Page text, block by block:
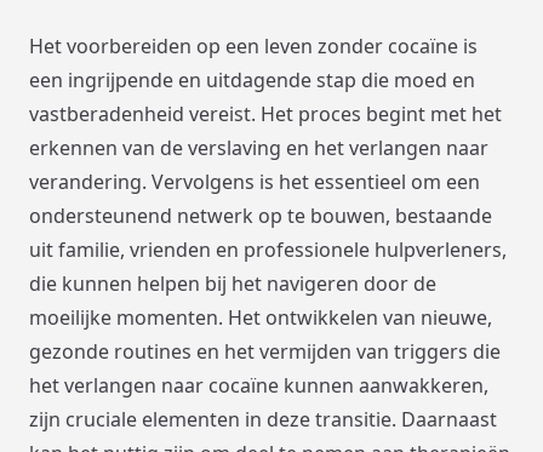
Het voorbereiden op een leven zonder cocaïne is
een ingrijpende en uitdagende stap die moed en
vastberadenheid vereist. Het proces begint met het
erkennen van de verslaving en het verlangen naar
verandering. Vervolgens is het essentieel om een
ondersteunend netwerk op te bouwen, bestaande
uit familie, vrienden en professionele hulpverleners,
die kunnen helpen bij het navigeren door de
moeilijke momenten. Het ontwikkelen van nieuwe,
gezonde routines en het vermijden van triggers die
het verlangen naar cocaïne kunnen aanwakkeren,
zijn cruciale elementen in deze transitie. Daarnaast